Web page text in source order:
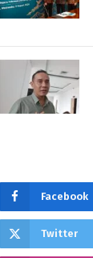
Facebook
Twitter